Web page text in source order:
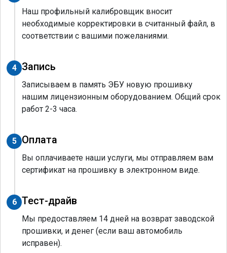
Наш профильный калибровщик вносит
необходимые корректировки в считанный файл, в
соответствии с вашими пожеланиями.
4 Запись
Записываем в память ЭБУ новую прошивку
нашим лицензионным оборудованием. Общий срок
работ 2-3 часа.
5 Оплата
Вы оплачиваете наши услуги, мы отправляем вам
сертификат на прошивку в электронном виде.
6 Тест-драйв
Мы предоставляем 14 дней на возврат заводской
прошивки, и денег (если ваш автомобиль
исправен).